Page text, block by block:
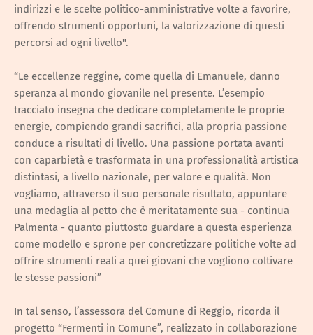
indirizzi e le scelte politico-amministrative volte a favorire,
offrendo strumenti opportuni, la valorizzazione di questi
percorsi ad ogni livello".
“Le eccellenze reggine, come quella di Emanuele, danno
speranza al mondo giovanile nel presente. L’esempio
tracciato insegna che dedicare completamente le proprie
energie, compiendo grandi sacrifici, alla propria passione
conduce a risultati di livello. Una passione portata avanti
con caparbietà e trasformata in una professionalità artistica
distintasi, a livello nazionale, per valore e qualità. Non
vogliamo, attraverso il suo personale risultato, appuntare
una medaglia al petto che è meritatamente sua - continua
Palmenta - quanto piuttosto guardare a questa esperienza
come modello e sprone per concretizzare politiche volte ad
offrire strumenti reali a quei giovani che vogliono coltivare
le stesse passioni”
In tal senso, l’assessora del Comune di Reggio, ricorda il
progetto “Fermenti in Comune”, realizzato in collaborazione